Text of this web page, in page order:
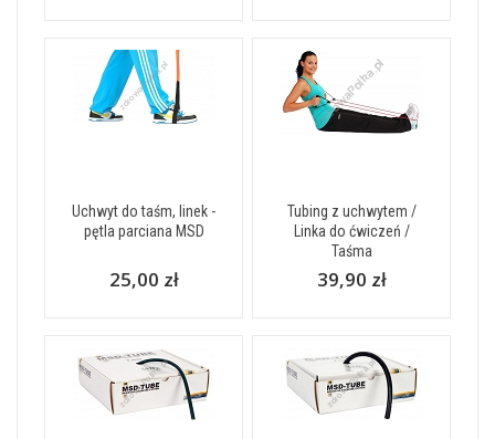
Uchwyt do taśm, linek -
pętla parciana MSD
25,00 zł
Tubing z uchwytem /
Linka do ćwiczeń /
Taśma
39,90 zł